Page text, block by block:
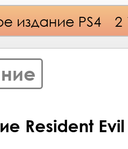
издание PS4 2
Resident Evil